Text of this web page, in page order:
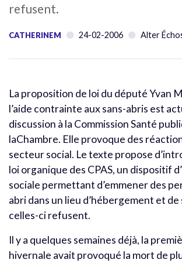
refusent.
CATHERINEM 24-02-2006 Alter
La proposition de loi du député Yvan
l’aide contrainte aux sans-abris est
discussion à la Commission Santé
laChambre. Elle provoque des
secteur social. Le texte propose
loi organique des CPAS, un dispositif
sociale permettant d’emmener des
abri dans un lieu d’hébergement et de
celles-ci refusent.
Il y a quelques semaines déjà, la
hivernale avait provoqué la mort de